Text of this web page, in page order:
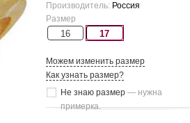
Производитель: Россия
Размер
16 17
Можем изменить размер
Как узнать размер?
Не знаю размер — нужна
примерка.